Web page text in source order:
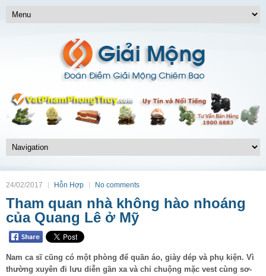
24/02/2017 Hỗn Hợp No comments
Tham quan nhà không hào nhoáng
của Quang Lê ở Mỹ
Nam ca sĩ cũng có một phòng để quần áo, giày dép và phụ kiện. Vì
thường xuyên đi lưu diễn gần xa và chỉ chuộng mặc vest cùng sơ-